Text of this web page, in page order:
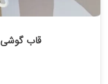
قاب گوشی Black Cat جاکارتی دار کد-۲۰۵۶۰۲